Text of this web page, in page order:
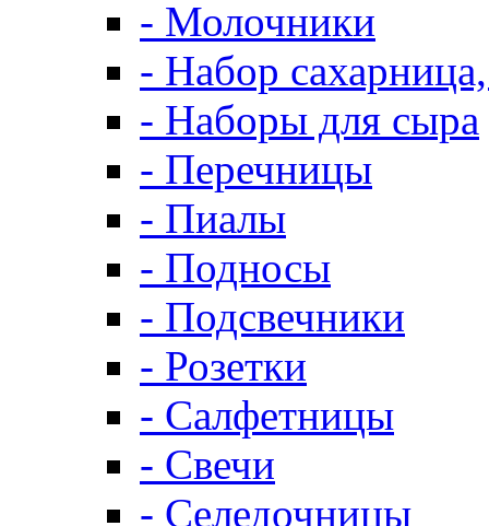
- Молочники
- Набор
- Наборы для сыра
- Перечницы
- Пиалы
- Подносы
- Подсвечники
- Розетки
- Салфетницы
- Свечи
- Селедочницы